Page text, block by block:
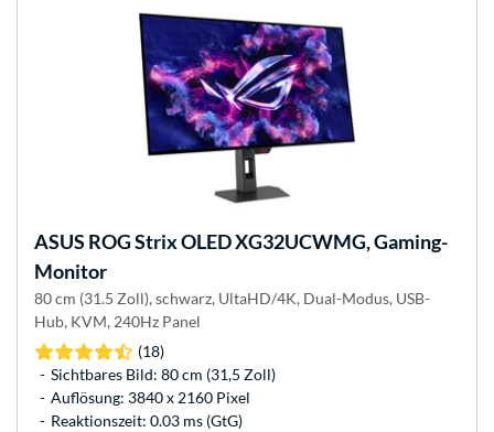
ASUS ROG Strix OLED XG32UCWMG, Gaming-
Monitor
80 cm (31.5 Zoll), schwarz, UltaHD/4K, Dual-Modus, USB-
Hub, KVM, 240Hz Panel
(18)
Sichtbares Bild: 80 cm (31,5 Zoll)
Auflösung: 3840 x 2160 Pixel
Reaktionszeit: 0.03 ms (GtG)